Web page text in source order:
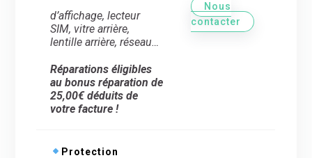
d’affichage, lecteur
SIM, vitre arrière,
lentille arrière,réseau…
Réparations éligibles
au bonus réparation de
25,00€ déduits de
votre facture !
Nous
contacter
Protection